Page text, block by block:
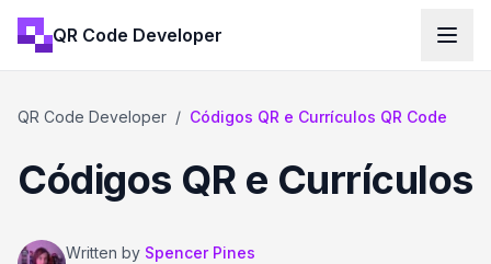
QR Code Developer
QR Code Developer / Códigos QR e Currículos QR Code
Códigos QR e Currículos
Written by Spencer Pines